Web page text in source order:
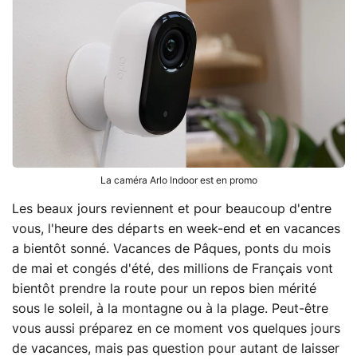
La caméra Arlo Indoor est en promo
Les beaux jours reviennent et pour beaucoup d'entre
vous, l'heure des départs en week-end et en vacances
a bientôt sonné. Vacances de Pâques, ponts du mois
de mai et congés d'été, des millions de Français vont
bientôt prendre la route pour un repos bien mérité
sous le soleil, à la montagne ou à la plage. Peut-être
vous aussi préparez en ce moment vos quelques jours
de vacances, mais pas question pour autant de laisser